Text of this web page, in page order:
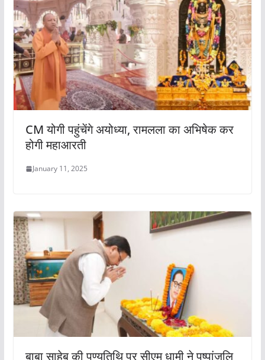
CM योगी पहुंचेंगे अयोध्या, रामलला का अभिषेक कर
होगी महाआरती
January 11, 2025
बाबा साहेब की पुण्यतिथि पर सीएम धामी ने पुष्पांजलि